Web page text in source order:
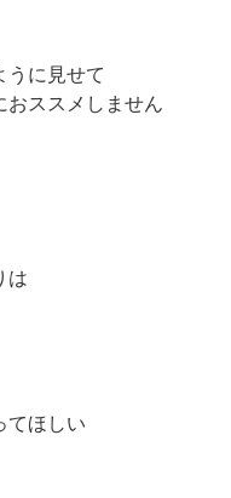
うに見せて
おススメしません
は
てほしい